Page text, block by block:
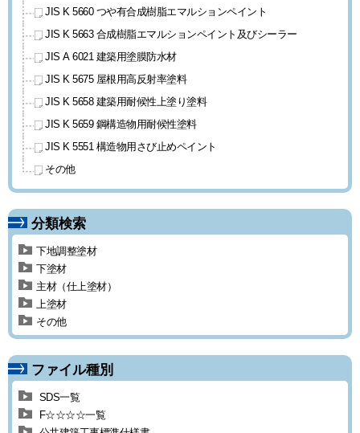
JIS K 5660 つや有合成樹脂エマルションペイント
JIS K 5663 合成樹脂エマルションペイント及びシーラー
JIS A 6021 建築用塗膜防水材
JIS K 5675 屋根用高反射率塗料
JIS K 5658 建築用耐候性上塗り塗料
JIS K 5659 鋼構造物用耐候性塗料
JIS K 5551 構造物用 さび止めペイント
その他
分類検索
下地調整塗材
下塗材
主材（仕上塗材）
上塗材
その他
ファイル種別
SDS一覧
F☆☆☆☆一覧